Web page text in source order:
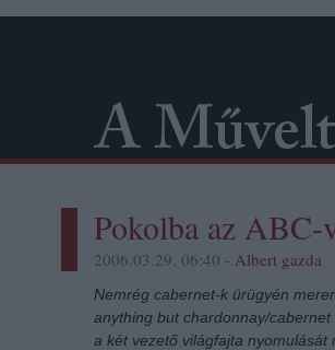
Pokolba az ABC-
2006.03.29. 06:40 - Albert gazda
Nemrég cabernet-k ürügyén
anything but chardonnay/
a két vezető világfajta nyomulását